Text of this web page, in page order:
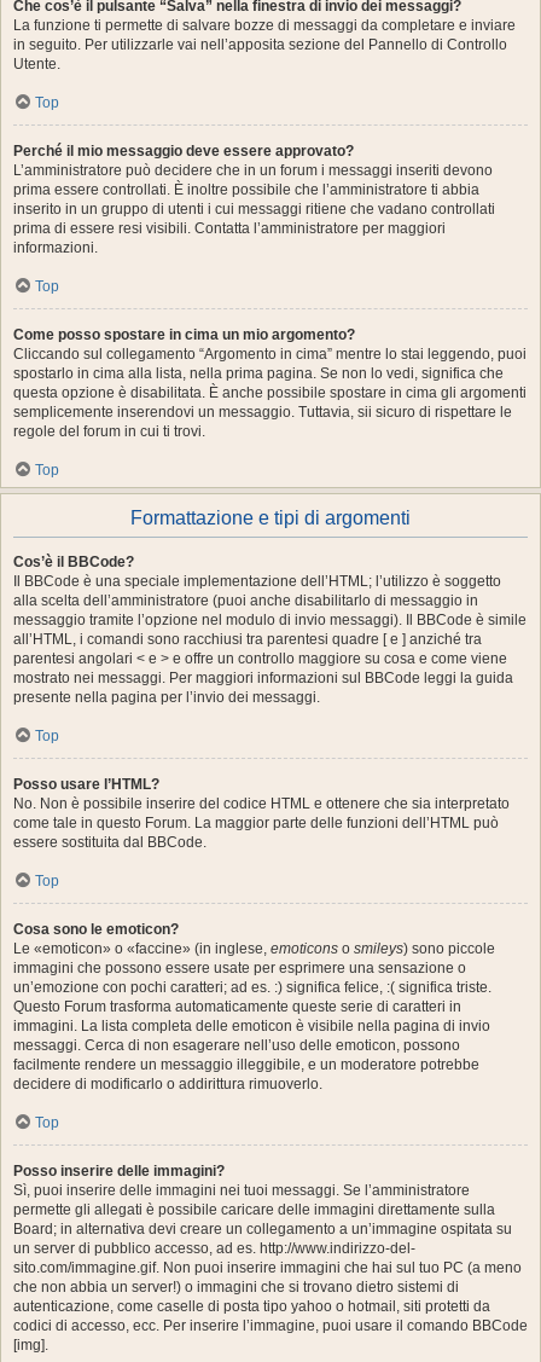
Che cos’è il pulsante “Salva” nella finestra di invio dei messaggi?
La funzione ti permette di salvare bozze di messaggi da completare e inviare
in seguito. Per utilizzarle vai nell’apposita sezione del Pannello di Controllo
Utente.
Top
Perché il mio messaggio deve essere approvato?
L’amministratore può decidere che in un forum i messaggi inseriti devono
prima essere controllati. È inoltre possibile che l’amministratore ti abbia
inserito in un gruppo di utenti i cui messaggi ritiene che vadano controllati
prima di essere resi visibili. Contatta l’amministratore per maggiori
informazioni.
Top
Come posso spostare in cima un mio argomento?
Cliccando sul collegamento “Argomento in cima” mentre lo stai leggendo, puoi
spostarlo in cima alla lista, nella prima pagina. Se non lo vedi, significa che
questa opzione è disabilitata. È anche possibile spostare in cima gli argomenti
semplicemente inserendovi un messaggio. Tuttavia, sii sicuro di rispettare le
regole del forum in cui ti trovi.
Top
Formattazione e tipi di argomenti
Cos’è il BBCode?
Il BBCode è una speciale implementazione dell’HTML; l’utilizzo è soggetto
alla scelta dell’amministratore (puoi anche disabilitarlo di messaggio in
messaggio tramite l’opzione nel modulo di invio messaggi). Il BBCode è simile
all’HTML, i comandi sono racchiusi tra parentesi quadre [ e ] anziché tra
parentesi angolari < e > e offre un controllo maggiore su cosa e come viene
mostrato nei messaggi. Per maggiori informazioni sul BBCode leggi la guida
presente nella pagina per l’invio dei messaggi.
Top
Posso usare l’HTML?
No. Non è possibile inserire del codice HTML e ottenere che sia interpretato
come tale in questo Forum. La maggior parte delle funzioni dell’HTML può
essere sostituita dal BBCode.
Top
Cosa sono le emoticon?
Le «emoticon» o «faccine» (in inglese, emoticons o smileys) sono piccole
immagini che possono essere usate per esprimere una sensazione o
un’emozione con pochi caratteri; ad es. :) significa felice, :( significa triste.
Questo Forum trasforma automaticamente queste serie di caratteri in
immagini. La lista completa delle emoticon è visibile nella pagina di invio
messaggi. Cerca di non esagerare nell’uso delle emoticon, possono
facilmente rendere un messaggio illeggibile, e un moderatore potrebbe
decidere di modificarlo o addirittura rimuoverlo.
Top
Posso inserire delle immagini?
Sì, puoi inserire delle immagini nei tuoi messaggi. Se l’amministratore
permette gli allegati è possibile caricare delle immagini direttamente sulla
Board; in alternativa devi creare un collegamento a un’immagine ospitata su
un server di pubblico accesso, ad es. http://www.indirizzo-del-
sito.com/immagine.gif. Non puoi inserire immagini che hai sul tuo PC (a meno
che non abbia un server!) o immagini che si trovano dietro sistemi di
autenticazione, come caselle di posta tipo yahoo o hotmail, siti protetti da
codici di accesso, ecc. Per inserire l’immagine, puoi usare il comando BBCode
[img].